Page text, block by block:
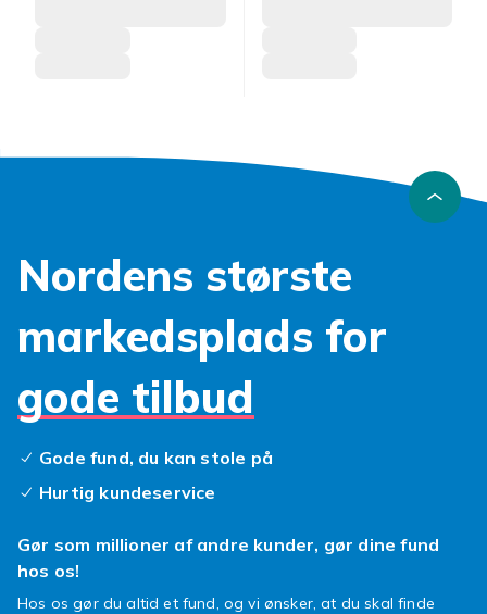
Nordens største
markedsplads for
gode tilbud
Gode fund, du kan stole på
Hurtig kundeservice
Gør som millioner af andre kunder, gør dine fund
hos os!
Hos os gør du altid et fund, og vi ønsker, at du skal finde